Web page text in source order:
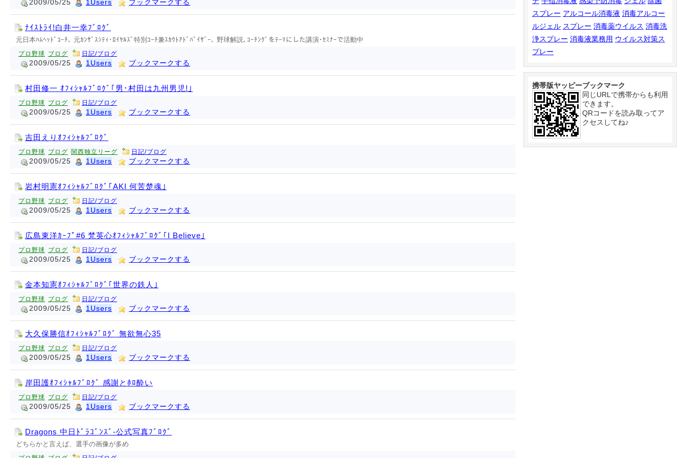
2009/05/25 1Users ブックマークする
ﾅｲｽﾄﾗｲ!白井一幸ﾌﾞﾛｸﾞ
元日本ﾊﾑﾍｯﾄﾞｺｰﾁ､ 元ｶﾝｻﾞｽｼﾃｨ･ﾛｲﾔﾙｽﾞ特別ｺｰﾁ兼ｽｶｳﾄｱﾄﾞﾊﾞｲｻﾞｰ､ 野球解説､ｺｰﾁﾝｸﾞをﾃｰﾏにした講演･ｾﾐﾅｰで活動中
プロ野球 ブログ 日記/ブログ
2009/05/25 1Users ブックマークする
村田修一 ｵﾌｨｼｬﾙﾌﾞﾛｸﾞ｢男･村田は九州男児!｣
プロ野球 ブログ 日記/ブログ
2009/05/25 1Users ブックマークする
吉田えりｵﾌｨｼｬﾙﾌﾞﾛｸﾞ
プロ野球 ブログ 関西独立リーグ 日記/ブログ
2009/05/25 1Users ブックマークする
岩村明憲ｵﾌｨｼｬﾙﾌﾞﾛｸﾞ｢AKI 何苦楚魂｣
プロ野球 ブログ 日記/ブログ
2009/05/25 1Users ブックマークする
広島東洋ｶｰﾌﾟ#6 梵英心ｵﾌｨｼｬﾙﾌﾞﾛｸﾞ｢I Believe｣
プロ野球 ブログ 日記/ブログ
2009/05/25 1Users ブックマークする
金本知憲ｵﾌｨｼｬﾙﾌﾞﾛｸﾞ｢世界の鉄人｣
プロ野球 ブログ 日記/ブログ
2009/05/25 1Users ブックマークする
大久保勝信ｵﾌｨｼｬﾙﾌﾞﾛｸﾞ 無欲無心35
プロ野球 ブログ 日記/ブログ
2009/05/25 1Users ブックマークする
岸田護ｵﾌｨｼｬﾙﾌﾞﾛｸﾞ 感謝とﾎﾛ酔い
プロ野球 ブログ 日記/ブログ
2009/05/25 1Users ブックマークする
Dragons 中日ﾄﾞﾗｺﾞﾝｽﾞ-公式写真ﾌﾞﾛｸﾞ
どちらかと言えば、選手の画像が多め
スプレー アルコール消毒液 消毒アルコー
ルジェル スプレー 消毒薬ウイルス 消毒洗
浄スプレー 消毒液業務用 ウイルス対策ス
プレー
携帯版ヤッピーブックマーク
同じURLで携帯からも利用
できます。
QRコードを読み取ってア
クセスしてね♪